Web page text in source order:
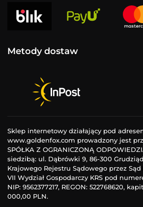
Metody dostaw
Sklep internetowy działający pod
www.goldenfox.com prowadzony jest
SPÓŁKA Z OGRANICZONĄ
siedzibą: ul. Dąbrówki 9, 86-300
Krajowego Rejestru Sądowego przez
VII Wydział Gospodarczy KRS pod
NIP: 9562377217, REGON: 522768620,
000,00 PLN.